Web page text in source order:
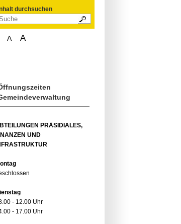
durchsuchen
A A
PRÄSIDIALES,
UND
- 12.00 Uhr
- 17.00 Uhr